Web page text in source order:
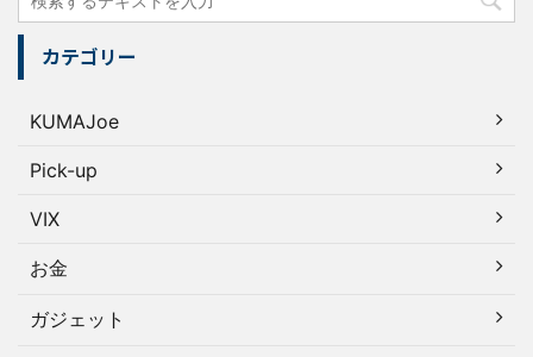
カテゴリー
KUMAJoe
Pick-up
VIX
お金
ガジェット